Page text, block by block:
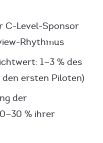
C-Level-Sponsor
Rhythmus
1—3 % des
ersten Piloten)
der
% ihrer